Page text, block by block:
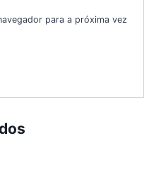
para a próxima vez